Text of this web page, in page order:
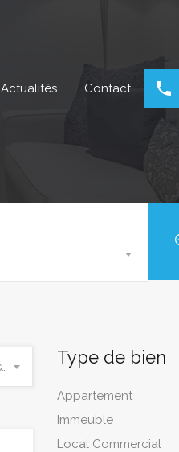
Actualités Contact
Du plus récent au plus ancien Type de bien
Appartement
Immeuble
Local Commercial